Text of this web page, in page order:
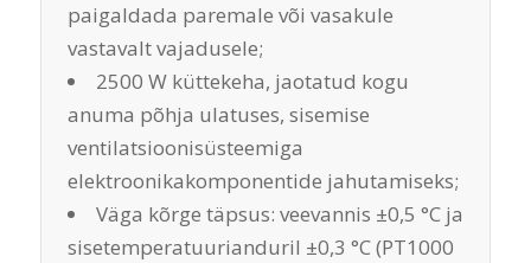
paigaldada paremale või vasakule
vastavalt vajadusele;
2500 W küttekeha, jaotatud kogu
anuma põhja ulatuses, sisemise
ventilatsioonisüsteemiga
elektroonikakomponentide jahutamiseks;
Väga kõrge täpsus: veevannis ±0,5 °C ja
sisetemperatuurianduril ±0,3 °C (PT1000